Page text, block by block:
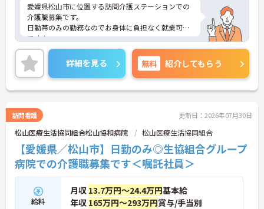
愛媛県松山市に位置する訪問介護ステーションでの
介護職募集です。
日勤帯のみの勤務なのでお身体に負担なく就業可能
です！
最寄駅から徒歩2分の好立地なところも嬉しいポイ
ント♪
ご興味のある方はご面接のポイントお伝えしますの
でご気軽にお問合せください。
詳細を見る 無料 紹介してもらう
訪問看護 更新日：2026年07月30日
松山医療生活協同組合松山協和病院 松山医療生活協同組合
【愛媛県／松山市】日勤のみ◎生協組合グループ
病院での介護職募集です＜嘱託社員＞
給料
月収 13.7万円～24.4万円基本給
年収 165万円～293万円賞与/手当別